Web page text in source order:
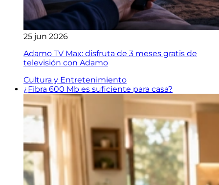
25 jun 2026
Adamo TV Max: disfruta de 3 meses gratis de
televisión con Adamo
Cultura y Entretenimiento
¿Fibra 600 Mb es suficiente para casa?